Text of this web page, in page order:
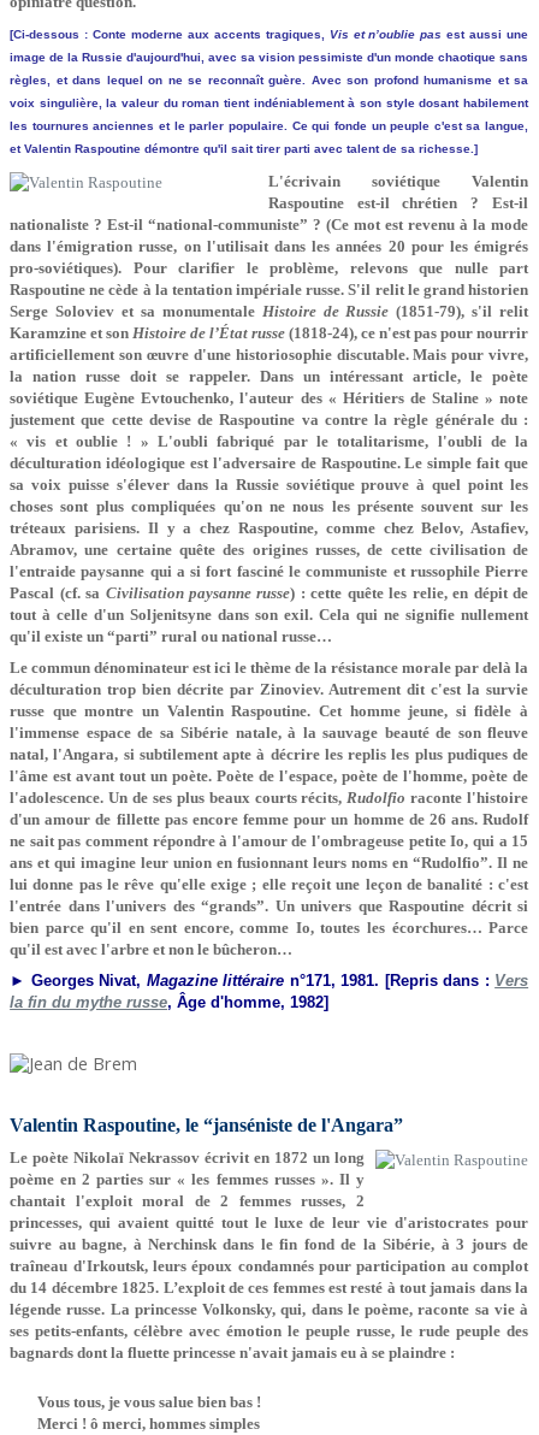
[Ci-dessous : Conte moderne aux accents tragiques, Vis et n’oublie pas est aussi une
image de la Russie d'aujourd'hui, avec sa vision pessimiste d'un monde chaotique sans
règles, et dans lequel on ne se reconnaît guère. Avec son profond humanisme et sa
voix singulière, la valeur du roman tient indéniablement à son style dosant habilement
les tournures anciennes et le parler populaire. Ce qui fonde un peuple c'est sa langue,
et Valentin Raspoutine démontre qu'il sait tirer parti avec talent de sa richesse.]
L'écrivain soviétique Valentin
Raspoutine est-il chrétien ? Est-il
nationaliste ? Est-il “national-communiste” ? (Ce mot est revenu à la mode
dans l'émigration russe, on l'utilisait dans les années 20 pour les émigrés
pro-soviétiques). Pour clarifier le problème, relevons que nulle part
Raspoutine ne cède à la tentation impériale russe. S'il relit le grand historien
Serge Soloviev et sa monumentale Histoire de Russie (1851-79), s'il relit
Karamzine et son Histoire de l’État russe (1818-24), ce n'est pas pour nourrir
artificiellement son œuvre d'une historiosophie discutable. Mais pour vivre,
la nation russe doit se rappeler. Dans un intéressant article, le poète
soviétique Eugène Evtouchenko, l'auteur des « Héritiers de Staline » note
justement que cette devise de Raspoutine va contre la règle générale du :
« vis et oublie ! » L'oubli fabriqué par le totalitarisme, l'oubli de la
déculturation idéologique est l'adversaire de Raspoutine. Le simple fait que
sa voix puisse s'élever dans la Russie soviétique prouve à quel point les
choses sont plus compliquées qu'on ne nous les présente souvent sur les
tréteaux parisiens. Il y a chez Raspoutine, comme chez Belov, Astafiev,
Abramov, une certaine quête des origines russes, de cette civilisation de
l'entraide paysanne qui a si fort fasciné le communiste et russophile Pierre
Pascal (cf. sa Civilisation paysanne russe) : cette quête les relie, en dépit de
tout à celle d'un Soljenitsyne dans son exil. Cela qui ne signifie nullement
qu'il existe un “parti” rural ou national russe…
Le commun dénominateur est ici le thème de la résistance morale par delà la
déculturation trop bien décrite par Zinoviev. Autrement dit c'est la survie
russe que montre un Valentin Raspoutine. Cet homme jeune, si fidèle à
l'immense espace de sa Sibérie natale, à la sauvage beauté de son fleuve
natal, l'Angara, si subtilement apte à décrire les replis les plus pudiques de
l'âme est avant tout un poète. Poète de l'espace, poète de l'homme, poète de
l'adolescence. Un de ses plus beaux courts récits, Rudolfio raconte l'histoire
d'un amour de fillette pas encore femme pour un homme de 26 ans. Rudolf
ne sait pas comment répondre à l'amour de l'ombrageuse petite Io, qui a 15
ans et qui imagine leur union en fusionnant leurs noms en “Rudolfio”. Il ne
lui donne pas le rêve qu'elle exige ; elle reçoit une leçon de banalité : c'est
l'entrée dans l'univers des “grands”. Un univers que Raspoutine décrit si
bien parce qu'il en sent encore, comme Io, toutes les écorchures… Parce
qu'il est avec l'arbre et non le bûcheron…
► Georges Nivat, Magazine littéraire n°171, 1981. [Repris dans : Vers
la fin du mythe russe, Âge d'homme, 1982]
Valentin Raspoutine, le “janséniste de l'Angara”
Le poète Nikolaï Nekrassov écrivit en 1872 un long
poème en 2 parties sur « les femmes russes ». Il y
chantait l'exploit moral de 2 femmes russes, 2
princesses, qui avaient quitté tout le luxe de leur vie d'aristocrates pour
suivre au bagne, à Nerchinsk dans le fin fond de la Sibérie, à 3 jours de
traîneau d'Irkoutsk, leurs époux condamnés pour participation au complot
du 14 décembre 1825. L’exploit de ces femmes est resté à tout jamais dans la
légende russe. La princesse Volkonsky, qui, dans le poème, raconte sa vie à
ses petits-enfants, célèbre avec émotion le peuple russe, le rude peuple des
bagnards dont la fluette princesse n'avait jamais eu à se plaindre :
Vous tous, je vous salue bien bas !
Merci ! ô merci, hommes simples